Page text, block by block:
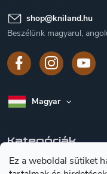
Ez a weboldal sütiket
shop@kniland.hu
Beszélünk magyarul,
Magyar
Kategóriák